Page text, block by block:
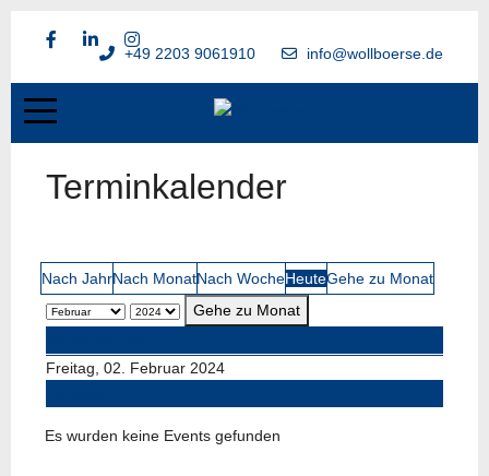
+49 2203 9061910 info@wollboerse.de
Terminkalender
Nach JahrNach MonatNach WocheHeuteGehe zu Monat
Gehe zu Monat
Freitag, 02. Februar 2024
Es wurden keine Events gefunden